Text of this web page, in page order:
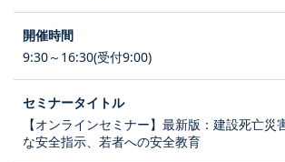
9:30～16:30(受付9:00)
【オンラインセミナー】最新版：建設死亡災
な安全指示、若者への安全教育